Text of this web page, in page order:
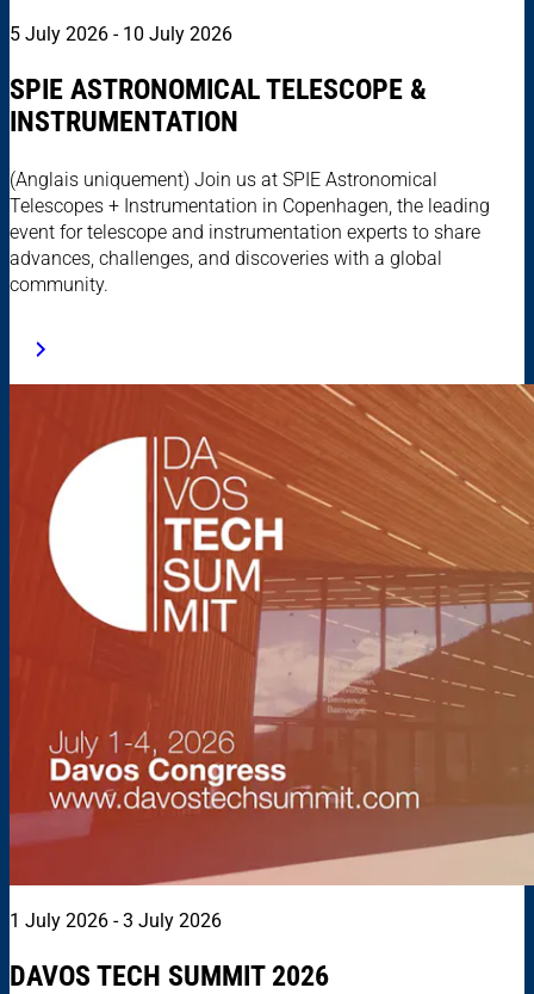
5 July 2026 - 10 July 2026
SPIE ASTRONOMICAL TELESCOPE &
INSTRUMENTATION
(Anglais uniquement) Join us at SPIE Astronomical
Telescopes + Instrumentation in Copenhagen, the leading
event for telescope and instrumentation experts to share
advances, challenges, and discoveries with a global
community.
1 July 2026 - 3 July 2026
DAVOS TECH SUMMIT 2026